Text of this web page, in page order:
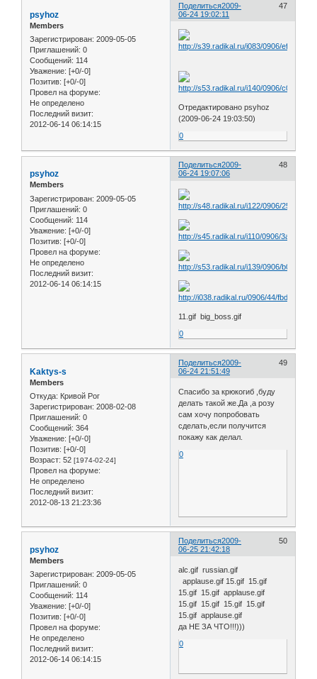
Поделиться 47
2009-
06-24 19:02:11
psyhoz
Members
Зарегистрирован: 2009-05-05
Приглашений: 0
Сообщений: 114
Уважение: [+0/-0]
Позитив: [+0/-0]
Провел на форуме:
Не определено
Последний визит:
2012-06-14 06:14:15
Отредактировано psyhoz
(2009-06-24 19:03:50)
0
Поделиться 48
2009-
06-24 19:07:06
psyhoz
Members
Зарегистрирован: 2009-05-05
Приглашений: 0
Сообщений: 114
Уважение: [+0/-0]
Позитив: [+0/-0]
Провел на форуме:
Не определено
Последний визит:
2012-06-14 06:14:15
11.gif big_boss.gif
0
Поделиться 49
2009-
06-24 21:51:49
Kaktys-s
Members
Откуда: Кривой Рог
Зарегистрирован: 2008-02-08
Приглашений: 0
Сообщений: 364
Уважение: [+0/-0]
Позитив: [+0/-0]
Возраст: 52 [1974-02-24]
Провел на форуме:
Не определено
Последний визит:
2012-08-13 21:23:36
Спасибо за крюкогиб ,буду
делать такой же.Да ,а розу
сам хочу попробовать
сделать,если получится
покажу как делал.
0
Поделиться 50
2009-
06-25 21:42:18
psyhoz
Members
Зарегистрирован: 2009-05-05
Приглашений: 0
Сообщений: 114
Уважение: [+0/-0]
Позитив: [+0/-0]
Провел на форуме:
Не определено
Последний визит:
2012-06-14 06:14:15
alc.gif russian.gif
applause.gif 15.gif 15.gif
15.gif 15.gif applause.gif
15.gif 15.gif 15.gif 15.gif
15.gif applause.gif
да НЕ ЗА ЧТО!!!)))
0